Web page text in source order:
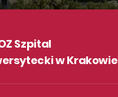
Szpital
w Krakowie